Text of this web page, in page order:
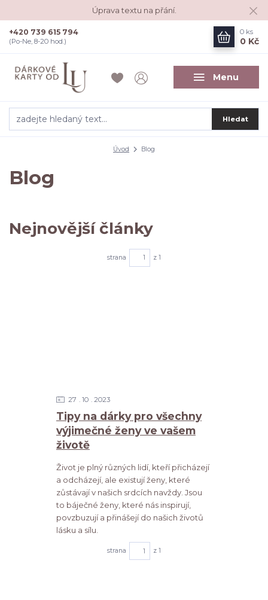
Úprava textu na přání.
Menu
Hledat
+420 739 615 794
(Po-Ne, 8-20 hod.)
0 ks
0 Kč
Úvod Blog
Blog
Nejnovější články
strana z 1
Tipy na dárky pro všechny
výjimečné ženy ve vašem
životě
27 10 2023
Život je plný různých lidí, kteří přicházejí
a odcházejí, ale existují ženy, které
zůstávají v našich srdcích navždy. Jsou
to báječné ženy, které nás inspirují,
povzbuzují a přinášejí do našich životů
lásku a sílu.
strana z 1